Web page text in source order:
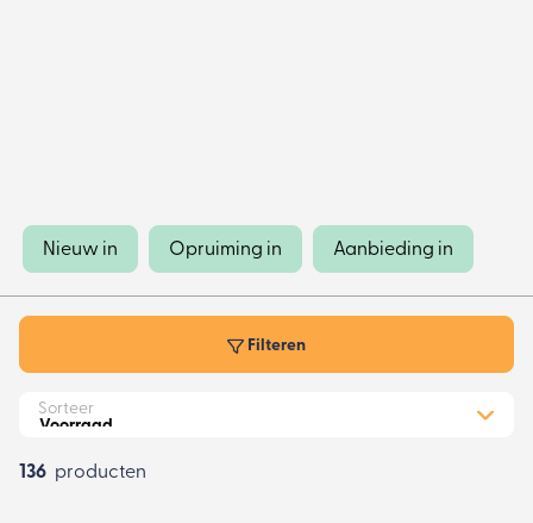
Nieuw in Opruiming in Aanbieding in
Filteren
Sorteer
136 producten